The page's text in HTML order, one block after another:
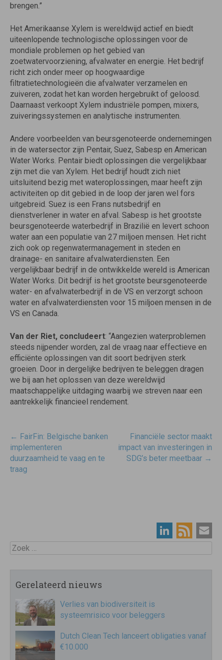
brengen.”
Het Amerikaanse Xylem is wereldwijd actief en biedt
uiteenlopende technologische oplossingen voor de
mondiale problemen op het gebied van
zoetwatervoorziening, afvalwater en energie. Het bedrijf
richt zich onder meer op hoogwaardige
filtratietechnologieën die afvalwater verzamelen en
zuiveren, zodat het kan worden hergebruikt of geloosd.
Daarnaast verkoopt Xylem industriële pompen, mixers,
zuiveringssystemen en analytische instrumenten.
Andere voorbeelden van beursgenoteerde ondernemingen
in de watersector zijn Pentair, Suez, Sabesp en American
Water Works. Pentair biedt oplossingen die vergelijkbaar
zijn met die van Xylem. Het bedrijf houdt zich niet
uitsluitend bezig met wateroplossingen, maar heeft zijn
activiteiten op dit gebied in de loop der jaren wel fors
uitgebreid. Suez is een Frans nutsbedrijf en
dienstverlener in water en afval. Sabesp is het grootste
beursgenoteerde waterbedrijf in Brazilië en levert schoon
water aan een populatie van 27 miljoen mensen. Het richt
zich ook op regenwatermanagement in steden en
drainage- en sanitaire afvalwaterdiensten. Een
vergelijkbaar bedrijf in de ontwikkelde wereld is American
Water Works. Dit bedrijf is het grootste beursgenoteerde
water- en afvalwaterbedrijf in de VS en verzorgt schoon
water en afvalwaterdiensten voor 15 miljoen mensen in de
VS en Canada.
Van der Riet, concludeert: “Aangezien waterproblemen
steeds nijpender worden, zal de vraag naar effectieve en
efficiënte oplossingen van dit soort bedrijven sterk
groeien. Door in dergelijke bedrijven te beleggen dragen
we bij aan het oplossen van deze wereldwijd
maatschappelijke uitdaging waarbij we streven naar een
aantrekkelijk financieel rendement.
Post
navigatie
← FairFin: Belgische banken
implementeren
duurzaamheid te vaag en te
traag
Financiële sector maakt
impact van investeringen in
SDG’s beter meetbaar →
Zoek
Gerelateerd nieuws
Verlies van biodiversiteit is
systeemrisico voor beleggers
Dutch Clean Tech lanceert obligaties vanaf
€10.000